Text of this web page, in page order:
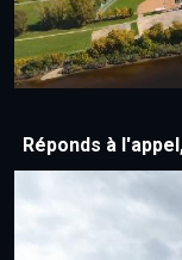
Réponds à